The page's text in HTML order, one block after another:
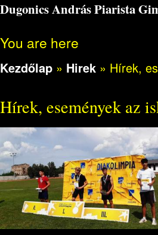
Dugonics András Piarista
You are here
Kezdőlap » Hirek » Hírek,
Hírek, események az